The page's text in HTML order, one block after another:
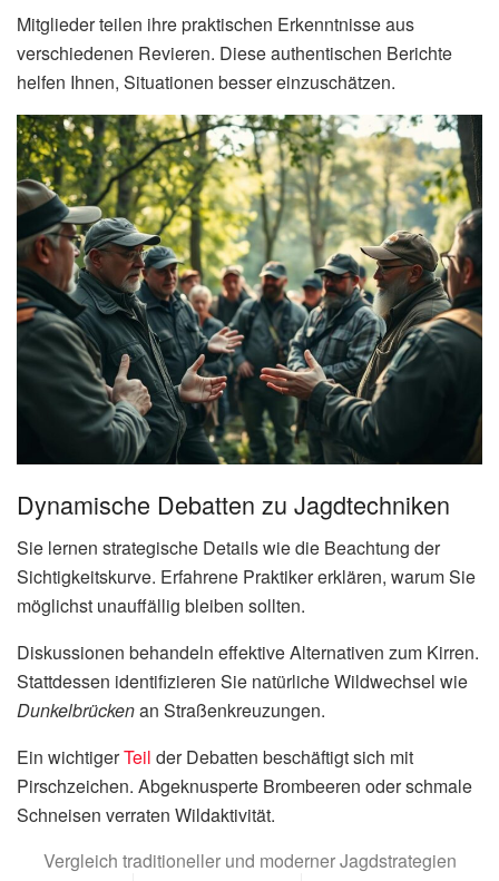
Mitglieder teilen ihre praktischen Erkenntnisse aus
verschiedenen Revieren. Diese authentischen Berichte
helfen Ihnen, Situationen besser einzuschätzen.
Dynamische Debatten zu Jagdtechniken
Sie lernen strategische Details wie die Beachtung der
Sichtigkeitskurve. Erfahrene Praktiker erklären, warum Sie
möglichst unauffällig bleiben sollten.
Diskussionen behandeln effektive Alternativen zum Kirren.
Stattdessen identifizieren Sie natürliche Wildwechsel wie
Dunkelbrückenan Straßenkreuzungen.
Ein wichtigerTeil der Debatten beschäftigt sich mit
Pirschzeichen. Abgeknusperte Brombeeren oder schmale
Schneisen verraten Wildaktivität.
Vergleich traditioneller und moderner Jagdstrategien